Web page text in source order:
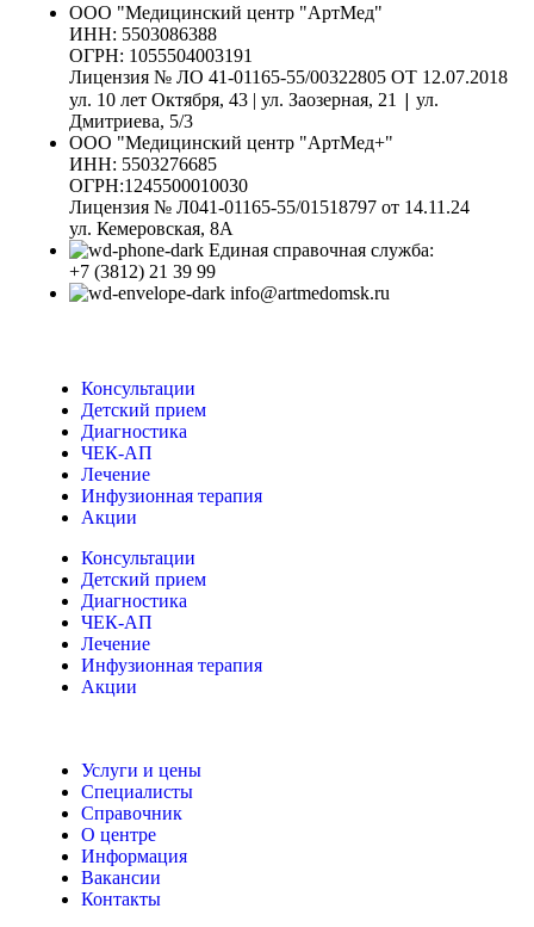
ООО "Медицинский центр "АртМед"
ИНН: 5503086388
ОГРН: 1055504003191
Лицензия № ЛО 41-01165-55/00322805 ОТ 12.07.2018
ул. 10 лет Октября, 43 | ул. Заозерная, 21 | ул.
Дмитриева, 5/3
ООО "Медицинский центр "АртМед+"
ИНН: 5503276685
ОГРН:1245500010030
Лицензия № Л041-01165-55/01518797 от 14.11.24
ул. Кемеровская, 8А
Единая справочная служба:
+7 (3812) 21 39 99
info@artmedomsk.ru
Консультации
Детский прием
Диагностика
ЧЕК-АП
Лечение
Инфузионная терапия
Акции
Консультации
Детский прием
Диагностика
ЧЕК-АП
Лечение
Инфузионная терапия
Акции
Услуги и цены
Специалисты
Справочник
О центре
Информация
Вакансии
Контакты